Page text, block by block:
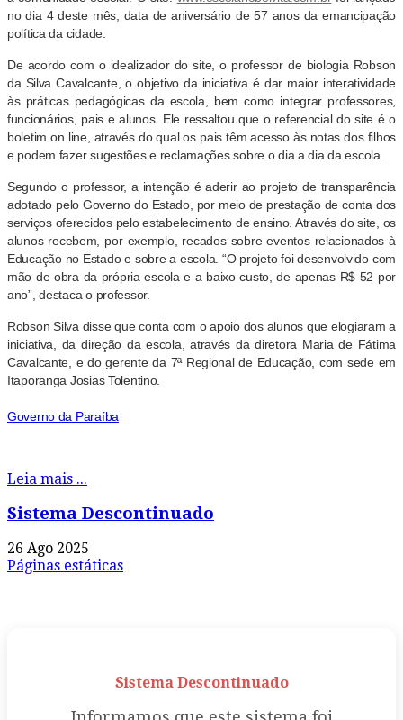
no dia 4 deste mês, data de aniversário de 57 anos da emancipação
política da cidade.
De acordo com o idealizador do site, o professor de biologia Robson
da Silva Cavalcante, o objetivo da iniciativa é dar maior interatividade
às práticas pedagógicas da escola, bem como integrar professores,
funcionários, pais e alunos. Ele ressaltou que o referencial do site é o
boletim on line, através do qual os pais têm acesso às notas dos filhos
e podem fazer sugestões e reclamações sobre o dia a dia da escola.
Segundo o professor, a intenção é aderir ao projeto de transparência
adotado pelo Governo do Estado, por meio de prestação de conta dos
serviços oferecidos pelo estabelecimento de ensino. Através do site, os
alunos recebem, por exemplo, recados sobre eventos relacionados à
Educação no Estado e sobre a escola. “O projeto foi desenvolvido com
mão de obra da própria escola e a baixo custo, de apenas R$ 52 por
ano”, destaca o professor.
Robson Silva disse que conta com o apoio dos alunos que elogiaram a
iniciativa, da direção da escola, através da diretora Maria de Fátima
Cavalcante, e do gerente da 7ª Regional de Educação, com sede em
Itaporanga Josias Tolentino.
Governo da Paraíba
Leia mais ...
Sistema Descontinuado
26 Ago 2025
Páginas estáticas
Sistema Descontinuado